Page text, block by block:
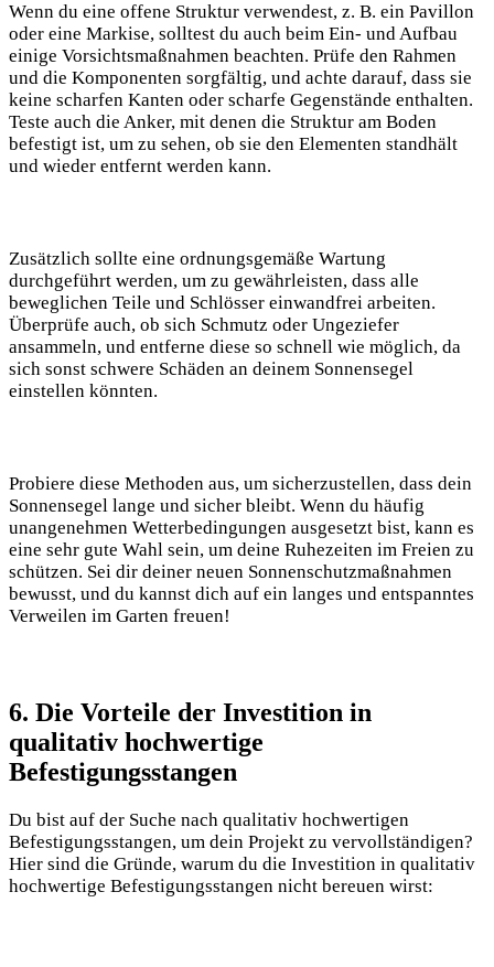
Wenn du eine offene Struktur verwendest, z. B. ein Pavillon
oder eine Markise, solltest du auch beim Ein- und Aufbau
einige Vorsichtsmaßnahmen beachten. Prüfe den Rahmen
und die Komponenten sorgfältig, und achte darauf, dass sie
keine scharfen Kanten oder scharfe Gegenstände enthalten.
Teste auch die Anker, mit denen die Struktur am Boden
befestigt ist, um zu sehen, ob sie den Elementen standhält
und wieder entfernt werden kann.
Zusätzlich sollte eine ordnungsgemäße Wartung
durchgeführt werden, um zu gewährleisten, dass alle
beweglichen Teile und Schlösser einwandfrei arbeiten.
Überprüfe auch, ob sich Schmutz oder Ungeziefer
ansammeln, und entferne diese so schnell wie möglich, da
sich sonst schwere Schäden an deinem Sonnensegel
einstellen könnten.
Probiere diese Methoden aus, um sicherzustellen, dass dein
Sonnensegel lange und sicher bleibt. Wenn du häufig
unangenehmen Wetterbedingungen ausgesetzt bist, kann es
eine sehr gute Wahl sein, um deine Ruhezeiten im Freien zu
schützen. Sei dir deiner neuen Sonnenschutzmaßnahmen
bewusst, und du kannst dich auf ein langes und entspanntes
Verweilen im Garten freuen!
6. Die Vorteile der Investition in
qualitativ hochwertige
Befestigungsstangen
Du bist auf der Suche nach qualitativ hochwertigen
Befestigungsstangen, um dein Projekt zu vervollständigen?
Hier sind die Gründe, warum du die Investition in qualitativ
hochwertige Befestigungsstangen nicht bereuen wirst: